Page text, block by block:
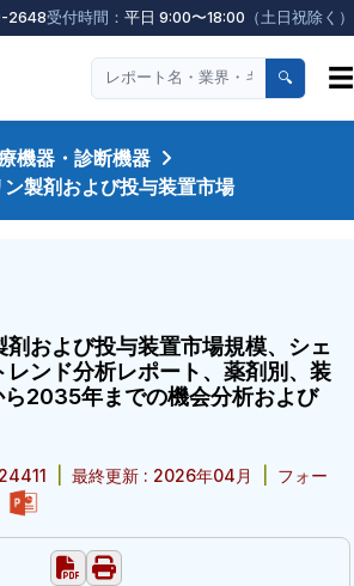
2648受付時間： 平日 9:00〜18:00 （土日祝除く）
🔍 ☰
機器・診断機器
ン製剤および投与装置市場
剤および投与装置市場規模、シェ
レンド分析レポート、薬剤別、装
2035年までの機会分析および
最終更新 : 2026年04月
フォー